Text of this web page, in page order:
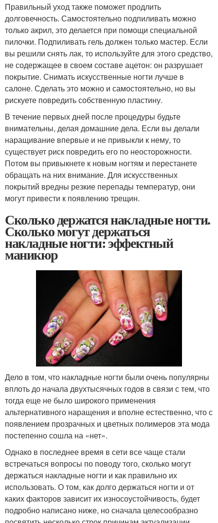
Правильный уход также поможет продлить
долговечность. Самостоятельно подпиливать можно
только акрил, это делается при помощи специальной
пилочки. Подпиливать гель должен только мастер. Если
вы решили снять лак, то используйте для этого средство,
не содержащее в своем составе ацетон: он разрушает
покрытие. Снимать искусственные ногти лучше в
салоне. Сделать это можно и самостоятельно, но вы
рискуете повредить собственную пластину.
В течение первых дней после процедуры будьте
внимательны, делая домашние дела. Если вы делали
наращивание впервые и не привыкли к нему, то
существует риск повредить его по неосторожности.
Потом вы привыкнете к новым ногтям и перестанете
обращать на них внимание. Для искусственных
покрытий вредны резкие перепады температур, они
могут привести к появлению трещин.
Сколько держатся накладные ногти.
Сколько могут держаться
накладные ногти: эффектный
маникюр
Дело в том, что накладные ногти были очень популярны
вплоть до начала двухтысячных годов в связи с тем, что
тогда еще не было широкого применения
альтернативного наращения и вполне естественно, что с
появлением прозрачных и цветных полимеров эта мода
постепенно сошла на «нет».
Однако в последнее время в сети все чаще стали
встречаться вопросы по поводу того, сколько могут
держаться накладные ногти и как правильно их
использовать. О том, как долго держаться ногти и от
каких факторов зависит их износоустойчивость, будет
подробно написано ниже, но сначала целесообразно